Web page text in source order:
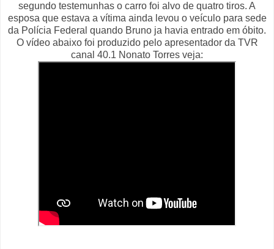
segundo testemunhas o carro foi alvo de quatro tiros. A
esposa que estava a vítima ainda levou o veículo para sede
da Polícia Federal quando Bruno ja havia entrado em óbito.
O vídeo abaixo foi produzido pelo apresentador da TVR
canal 40.1 Nonato Torres veja: